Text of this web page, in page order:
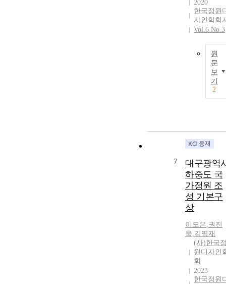
2020
한국정원
자인학회
Vol.6 No.3
원
문
보
기
2
7
대구광역
하중도 국
가정원 조
성 기본구
상
이도은,권진
욱,김영재
(사)한국
원디자인
회
2023
한국정원